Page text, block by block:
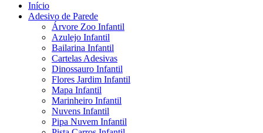
Início
Adesivo de Parede
Árvore Zoo Infantil
Azulejo Infantil
Bailarina Infantil
Cartelas Adesivas
Dinossauro Infantil
Flores Jardim Infantil
Mapa Infantil
Marinheiro Infantil
Nuvens Infantil
Pipa Nuvem Infantil